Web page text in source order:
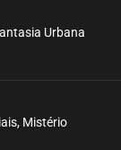
Urbana
Mistério